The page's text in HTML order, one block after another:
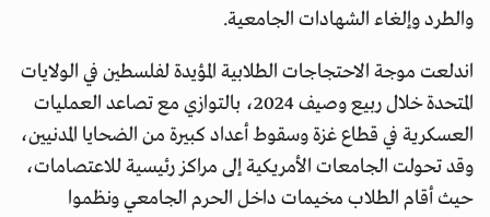
والطرد وإلغاء الشهادات الجامعية.
اندلعت موجة الاحتجاجات الطلابية المؤيدة لفلسطين في الولايات
المتحدة خلال ربيع وصيف 2024، بالتوازي مع تصاعد العمليات
العسكرية في قطاع غزة وسقوط أعداد كبيرة من الضحايا المدنيين،
وقد تحولت الجامعات الأمريكية إلى مراكز رئيسية للاعتصامات،
حيث أقام الطلاب مخيمات داخل الحرم الجامعي ونظموا